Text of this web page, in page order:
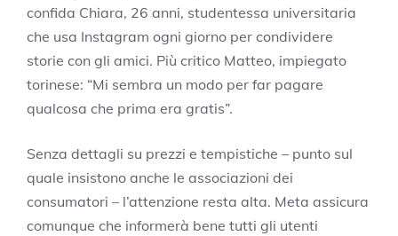
confida Chiara, 26 anni, studentessa universitaria
che usa Instagram ogni giorno per condividere
storie con gli amici. Più critico Matteo, impiegato
torinese: “Mi sembra un modo per far pagare
qualcosa che prima era gratis”.
Senza dettagli su prezzi e tempistiche – punto sul
quale insistono anche le associazioni dei
consumatori – l’attenzione resta alta. Meta assicura
comunque che informerà bene tutti gli utenti